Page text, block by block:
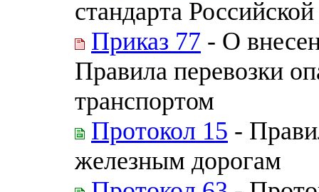
стандарта
Приказ 77 - О
Правила перевозки
транспортом
Протокол 15 -
железным дорогам